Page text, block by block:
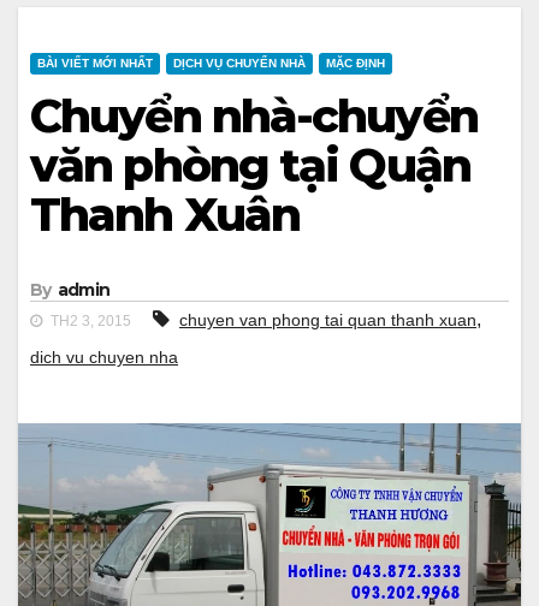
BÀI VIẾT MỚI NHẤT DỊCH VỤ CHUYỂN NHÀ MẶC ĐỊNH
Chuyển nhà-chuyển
văn phòng tại Quận
Thanh Xuân
By admin
TH2 3, 2015 chuyen van phong tai quan thanh xuan,
dich vu chuyen nha